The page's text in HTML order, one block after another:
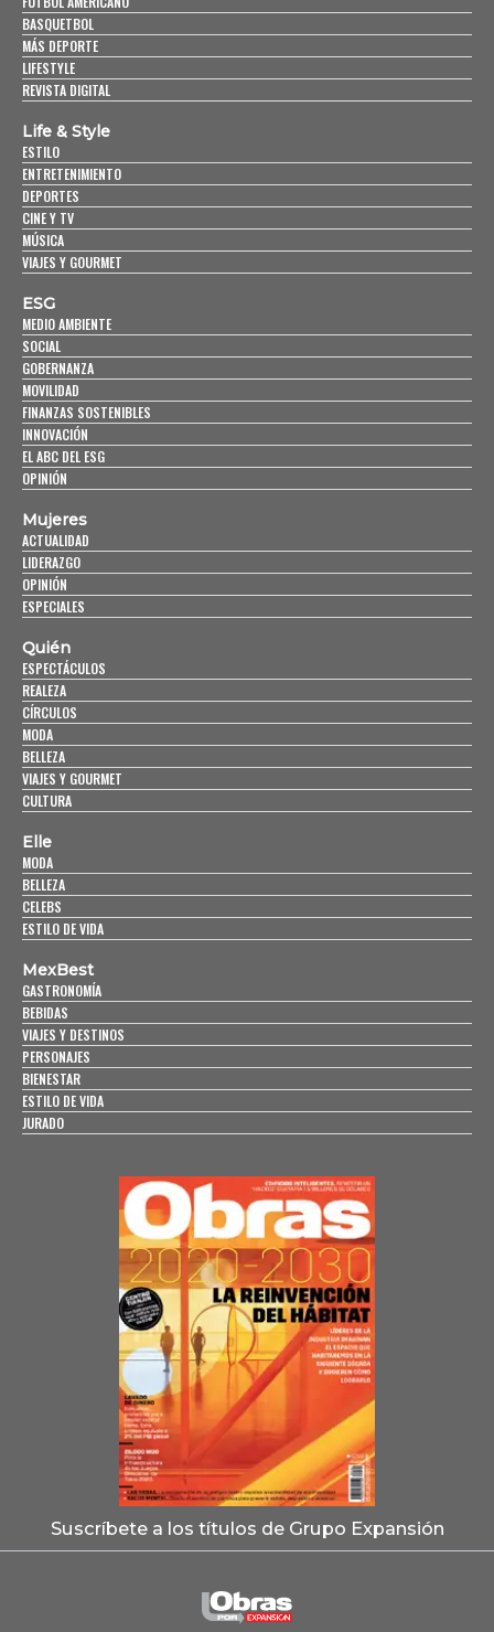
BASQUETBOL
MÁS DEPORTE
LIFESTYLE
REVISTA DIGITAL
Life & Style
ESTILO
ENTRETENIMIENTO
DEPORTES
CINE Y TV
MÚSICA
VIAJES Y GOURMET
ESG
MEDIO AMBIENTE
SOCIAL
GOBERNANZA
MOVILIDAD
FINANZAS SOSTENIBLES
INNOVACIÓN
EL ABC DEL ESG
OPINIÓN
Mujeres
ACTUALIDAD
LIDERAZGO
OPINIÓN
ESPECIALES
Quién
ESPECTÁCULOS
REALEZA
CÍRCULOS
MODA
BELLEZA
VIAJES Y GOURMET
CULTURA
Elle
MODA
BELLEZA
CELEBS
ESTILO DE VIDA
MexBest
GASTRONOMÍA
BEBIDAS
VIAJES Y DESTINOS
PERSONAJES
BIENESTAR
ESTILO DE VIDA
JURADO
Suscríbete a los títulos de Grupo Expansión